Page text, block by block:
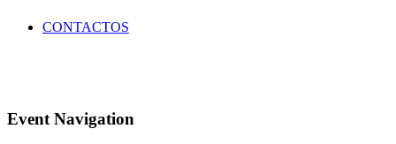
CONTACTOS
Event Navigation